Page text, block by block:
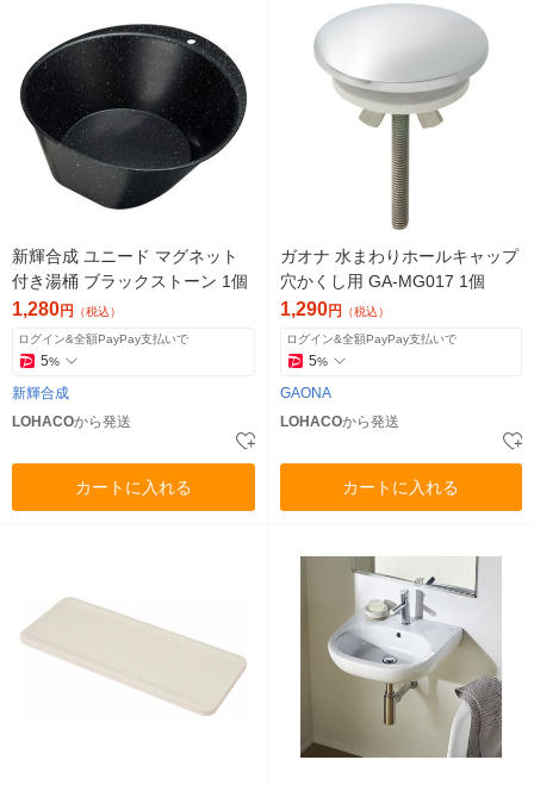
新輝合成 ユニード マグネット
付き湯桶 ブラックストーン 1個
1,280円 （税込）
ログイン&全額PayPay支払いで
5%
新輝合成
LOHACOから発送
カートに入れる
ガオナ 水まわりホールキャップ
穴かくし用 GA-MG017 1個
1,290円 （税込）
ログイン&全額PayPay支払いで
5%
GAONA
LOHACOから発送
カートに入れる